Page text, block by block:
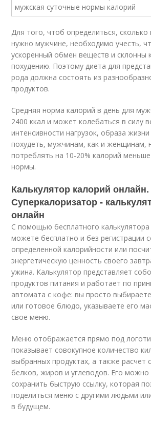
Для того, чтоб определиться, сколько
нужно мужчине, необходимо учесть,
ускоренный обмен веществ и склонны
похудению. Поэтому диета для
рода должна состоять из
продуктов.
Средняя норма калорий в день для
2400 ккал и может колебаться в силу
интенсивности нагрузок, образа
похудеть, мужчинам, как и женщинам,
потреблять на 10-20% калорий
нормы.
Калькулятор калорий онлайн.
Суперкалоризатор -
онлайн
С помощью бесплатного
можете бесплатно и без регистрации
определенной калорийности или
энергетическую ценность своего
ужина. Калькулятор представляет
продуктов питания и работает по
автомата с кофе: вы просто
или готовое блюдо, указываете его
свое меню.
Меню отображается прямо под
показывает совокупное количество
выбранных продуктах, а также расчет
белков, жиров и углеводов. Его можно
сохранить быструю ссылку, которая
поделиться меню с другими людьми
в будущем.